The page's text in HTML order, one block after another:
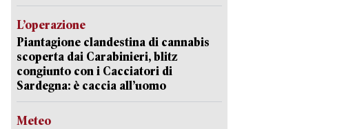
L’operazione
Piantagione clandestina di cannabis
scoperta dai Carabinieri, blitz
congiunto con i Cacciatori di
Sardegna: è caccia all’uomo
Meteo